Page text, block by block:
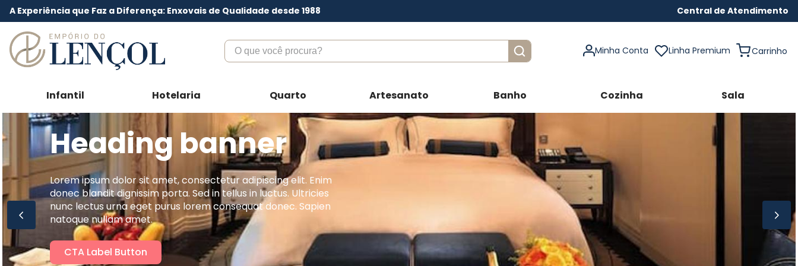
A Experiência que Faz a Diferença: Enxovais de Qualidade desde 1988 Central de Atendimento
O que você procura?
Minha Conta Linha Premium
Infantil Hotelaria Quarto Artesanato Banho Cozinha Sala
Heading banner
Lorem ipsum dolor sit amet, consectetur adipiscing elit. Enim
donec blandit dignissim porta. Sed in tellus in luctus. Ultricies
nunc lectus urna eget purus lorem consequat donec. Sapien
natoque nullam amet.
CTA Label Button